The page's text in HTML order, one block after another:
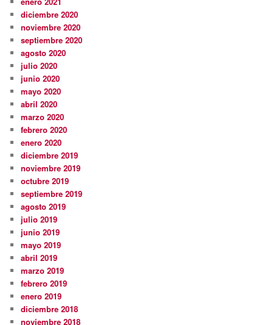
diciembre 2020
noviembre 2020
septiembre 2020
agosto 2020
julio 2020
junio 2020
mayo 2020
abril 2020
marzo 2020
febrero 2020
enero 2020
diciembre 2019
noviembre 2019
octubre 2019
septiembre 2019
agosto 2019
julio 2019
junio 2019
mayo 2019
abril 2019
marzo 2019
febrero 2019
enero 2019
diciembre 2018
noviembre 2018